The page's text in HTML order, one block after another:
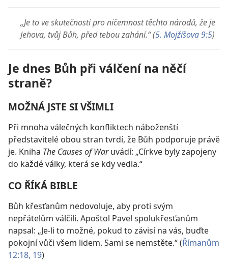
„Je to ve skutečnosti pro ničemnost těchto národů, že je
Jehova, tvůj Bůh, před tebou zahání.“ (5. Mojžíšova 9:5)
Je dnes Bůh při válčení na něčí
straně?
MOŽNÁ JSTE SI VŠIMLI
Při mnoha válečných konfliktech náboženští
představitelé obou stran tvrdí, že Bůh podporuje právě
je. Kniha The Causes of Waruvádí: „Církve byly zapojeny
do každé války, která se kdy vedla.“
CO ŘÍKÁ BIBLE
Bůh křesťanům nedovoluje, aby proti svým
nepřátelům válčili. Apoštol Pavel spolukřesťanům
napsal: „Je-li to možné, pokud to závisí na vás, buďte
pokojní vůči všem lidem. Sami se nemstěte.“ (Římanům
12:18, 19)